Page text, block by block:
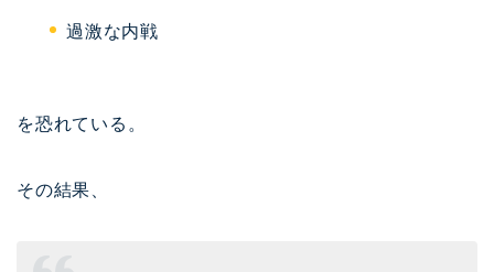
過激な内戦
を恐れている。
その結果、